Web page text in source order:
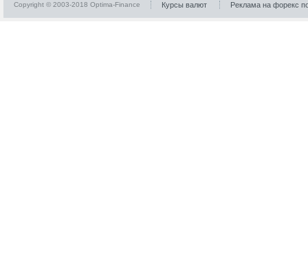
Copyright © 2003-2018 Optima-Finance Курсы валют Реклама на форекс